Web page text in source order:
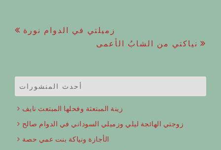
Post
زميلتي في الدوام نورة
نياكتي من الشابُ الأعمى
أحدث المنشورات
زينة المبتعثة وفحلها المبتعث نايف
زوجتي الهائجة ليلي وزميلي السوداني في الدوام صالح
الأجازة ونياكة بنت عمي حصة